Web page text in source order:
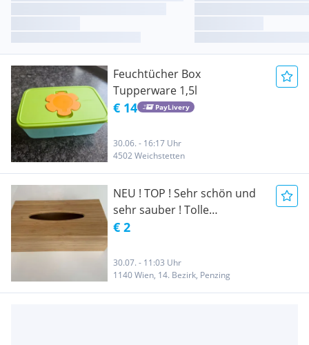
Feuchtücher Box
Tupperware 1,5l
€ 14 PayLivery
30.06. - 16:17 Uhr
4502 Weichstetten
NEU ! TOP ! Sehr schön und
sehr sauber ! Tolle
Kosmetiktuch Box !
Box !
€ 2
30.07. - 11:03 Uhr
1140 Wien, 14. Bezirk, Penzing